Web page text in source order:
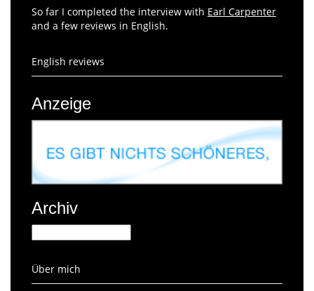
So far I completed the interview with Earl Carpenter
and a few reviews in English.
English reviews
Anzeige
Archiv
Über mich